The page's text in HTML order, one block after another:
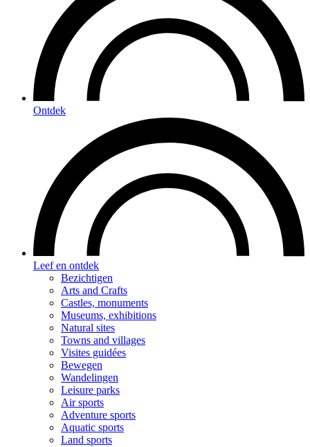
Ontdek
Leef en ontdek
Bezichtigen
Arts and Crafts
Castles, monuments
Museums, exhibitions
Natural sites
Towns and villages
Visites guidées
Bewegen
Wandelingen
Leisure parks
Air sports
Adventure sports
Aquatic sports
Land sports